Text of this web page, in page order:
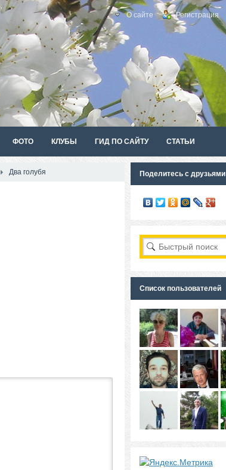
О сайте Регистрация
ФОТО КЛУБЫ ГИД ПО САЙТУ СТАТЬИ
Два голубя Поделитесь с друзьями
Список пользователей